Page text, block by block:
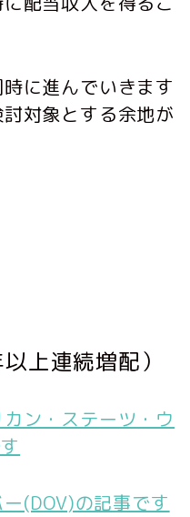
に進んでいきます
対象とする余地が
上連続増配）
ン・ステーツ・ウ
(DOV)の記事です